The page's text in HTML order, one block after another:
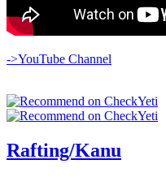
->YouTube Channel
Rafting/Kanu